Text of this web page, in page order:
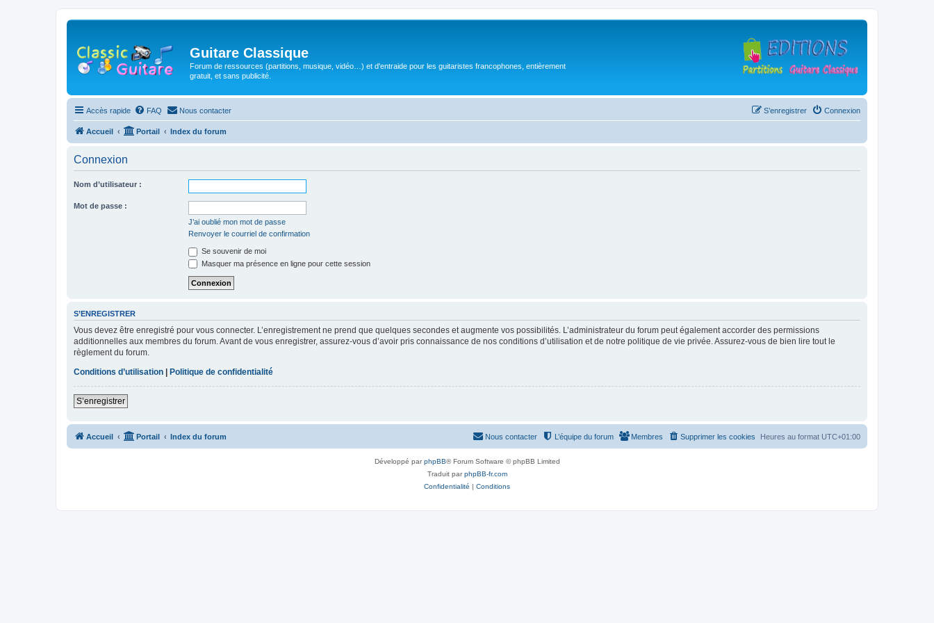
Guitare Classique
Forum de ressources (partitions, musique, vidéo…) et d'entraide pour les guitaristes francophones, entièrement
gratuit, et sans publicité.
Accès rapide FAQ Nous contacter Connexion
S’enregistrer
Accueil Portail Index du forum
Connexion
Nom d’utilisateur :
Mot de passe :
J’ai oublié mon mot de passe
Renvoyer le courriel de confirmation
Se souvenir de moi
Masquer ma présence en ligne pour cette session
S’ENREGISTRER
Vous devez être enregistré pour vous connecter. L’enregistrement ne prend que quelques secondes et augmente vos possibilités. L’administrateur du forum peut également accorder des permissions
additionnelles aux membres du forum. Avant de vous enregistrer, assurez-vous d’avoir pris connaissance de nos conditions d’utilisation et de notre politique de vie privée. Assurez-vous de bien lire tout le
règlement du forum.
Conditions d’utilisation | Politique de confidentialité
S’enregistrer
Accueil Portail Index du forum Heures au format UTC+01:00
Supprimer les cookies
Membres
L’équipe du forum
Nous contacter
Développé parphpBB® Forum Software © phpBB Limited
Traduit parphpBB-fr.com
Confidentialité | Conditions